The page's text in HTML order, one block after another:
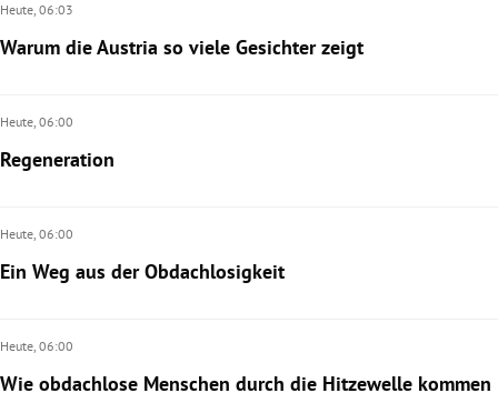
Heute, 06:03
Warum die Austria so viele Gesichter zeigt
Heute, 06:00
Regeneration
Heute, 06:00
Ein Weg aus der Obdachlosigkeit
Heute, 06:00
Wie obdachlose Menschen durch die Hitzewelle kommen